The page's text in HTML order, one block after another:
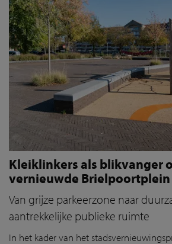
Kleiklinkers als blikvanger
vernieuwde Brielpoortplein
Van grijze parkeerzone naar
aantrekkelijke publieke ruimte
In het kader van het